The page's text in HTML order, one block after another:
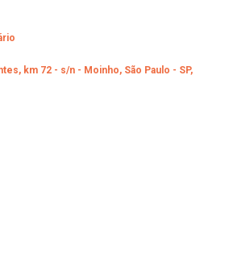
km 72 - s/n - Moinho, São Paulo - SP,